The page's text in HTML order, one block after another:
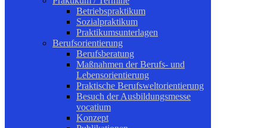
Betriebspraktikum
Sozialpraktikum
Praktikumsunterlagen
Berufsorientierung
Berufsberatung
Maßnahmen der Berufs- und
Lebensorientierung
Praktische Berufsweltorientierung
Besuch der Ausbildungsmesse
vocatium
Konzept